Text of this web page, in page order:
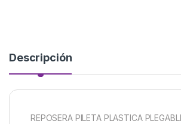
Descripción
REPOSERA PILETA PLASTICA